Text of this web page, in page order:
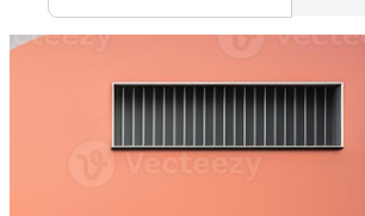
Todas Imágenes
PSDs
Plantillas